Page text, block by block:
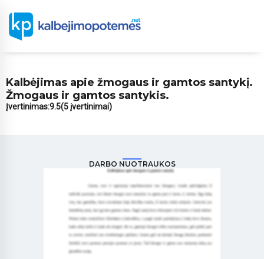
Kalbėjimas apie žmogaus ir gamtos santykį.
Žmogaus ir gamtos santykis.
Įvertinimas:9.5(5 įvertinimai)
DARBO NUOTRAUKOS